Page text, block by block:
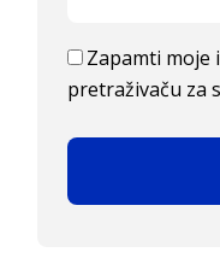
Zapamti moje
pretraživaču za